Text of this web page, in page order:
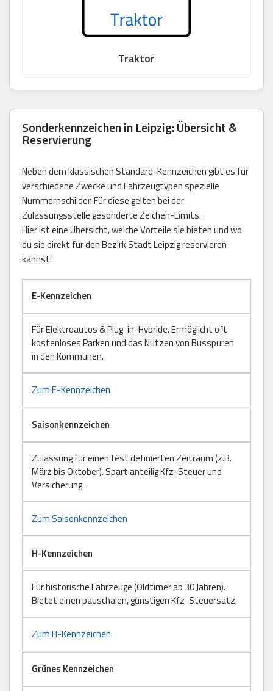
Traktor
Sonderkennzeichen in Leipzig: Übersicht &
Reservierung
Neben dem klassischen Standard-Kennzeichen gibt es für
verschiedene Zwecke und Fahrzeugtypen spezielle
Nummernschilder. Für diese gelten bei der
Zulassungsstelle gesonderte Zeichen-Limits.
Hier ist eine Übersicht, welche Vorteile sie bieten und wo
du sie direkt für den Bezirk Stadt Leipzig reservieren
kannst:
E-Kennzeichen
Für Elektroautos & Plug-in-Hybride. Ermöglicht oft
kostenloses Parken und das Nutzen von Busspuren
in den Kommunen.
Zum E-Kennzeichen
Saisonkennzeichen
Zulassung für einen fest definierten Zeitraum (z.B.
März bis Oktober). Spart anteilig Kfz-Steuer und
Versicherung.
Zum Saisonkennzeichen
H-Kennzeichen
Für historische Fahrzeuge (Oldtimer ab 30 Jahren).
Bietet einen pauschalen, günstigen Kfz-Steuersatz.
Zum H-Kennzeichen
Grünes Kennzeichen